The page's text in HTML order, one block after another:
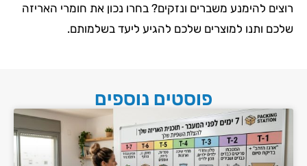
רוצים להימנע משברים ונזקים? בחרו נכון את חומרי האריזה
שלכם ותנו למוצרים שלכם להגיע ליעד בשלמותם.
פוסטים נוספים